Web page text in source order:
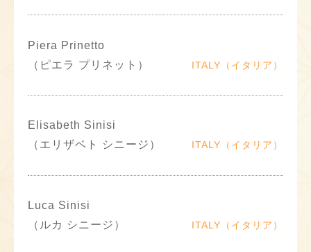
Piera Prinetto
（ピエラ プリネット）
ITALY（イタリア）
Elisabeth Sinisi
（エリザベト シニージ）
ITALY（イタリア）
Luca Sinisi
（ルカ シニージ）
ITALY（イタリア）